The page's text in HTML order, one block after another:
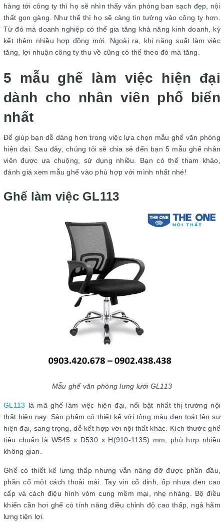
hàng tới công ty thì họ sẽ nhìn thấy văn phòng ban sạch đẹp, nội
thất gọn gàng. Như thế thì họ sẽ càng tin tưởng vào công ty hơn.
Từ đó mà doanh nghiệp có thể gia tăng khả năng kinh doanh, ký
kết thêm nhiều hợp đồng mới. Ngoài ra, khi năng suất làm việc
tăng, lợi nhuận công ty thu về cũng có thể theo đó mà tăng.
5 mẫu ghế làm việc hiện đại
dành cho nhân viên phổ biến
nhất
Để giúp bạn dễ dàng hơn trong việc lựa chọn mẫu ghế văn phòng
hiện đại. Sau đây, chúng tôi sẽ chia sẻ đến bạn 5 mẫu ghế nhân
viên được ưa chuộng, sử dụng nhiều. Bạn có thể tham khảo,
đánh giá xem mẫu ghế vào phù hợp với mình nhất nhé!
Ghế làm việc GL113
Mẫu ghế văn phòng lưng lưới GL113
GL113 là mã ghế làm việc hiện đại, nổi bật nhất thị trường nội
thất hiện nay. Sản phẩm có thiết kế với tông màu đen toát lên sự
hiện đại, sang trọng, dễ kết hợp với nội thất khác. Kích thước ghế
tiêu chuẩn là W545 x D530 x H(910-1135) mm, phù hợp nhiều
không gian.
Ghế có thiết kế lưng thấp nhưng vẫn nâng đỡ được phần đầu,
phần cổ một cách thoải mái. Tay vịn cố định, ốp nhựa đen cao
cấp và cách điệu hình vòm cung mềm mại, nhẹ nhàng. Bộ điều
khiển cần hơi ghế có tính năng điều chỉnh độ cao thấp, ngả hãm
lưng tiện lợi.